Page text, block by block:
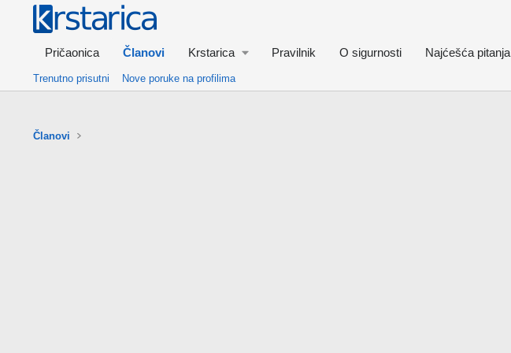
Pričaonica Članovi Krstarica Pravilnik O sigurnosti Najćešća pitanja
Trenutno prisutni Nove poruke na profilima
Članovi